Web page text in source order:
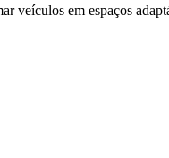
veículos em espaços